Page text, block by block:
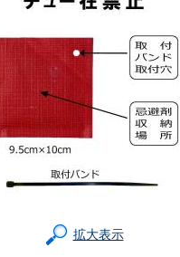
拡大表示